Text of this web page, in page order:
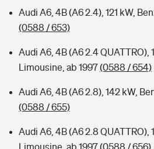
Audi A6, 4B (A6 2.4), 121 kW,
(0588 / 653)
Audi A6, 4B (A6 2.4 QUATTRO),
Limousine, ab 1997(0588 / 654)
Audi A6, 4B (A6 2.8), 142 kW,
(0588 / 655)
Audi A6, 4B (A6 2.8 QUATTRO),
Limousine, ab 1997(0588 / 656)